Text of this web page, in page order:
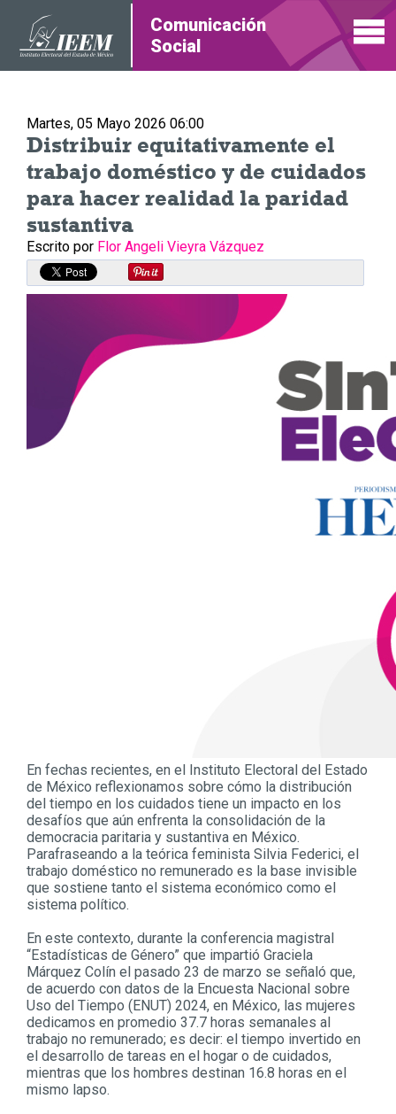
Comunicación
Social
Martes, 05 Mayo 2026 06:00
Distribuir equitativamente el
trabajo doméstico y de cuidados
para hacer realidad la paridad
sustantiva
Escrito por Flor Angeli Vieyra Vázquez
En fechas recientes, en el Instituto Electoral del Estado
de México reflexionamos sobre cómo la distribución
del tiempo en los cuidados tiene un impacto en los
desafíos que aún enfrenta la consolidación de la
democracia paritaria y sustantiva en México.
Parafraseando a la teórica feminista Silvia Federici, el
trabajo doméstico no remunerado es la base invisible
que sostiene tanto el sistema económico como el
sistema político.
En este contexto, durante la conferencia magistral
“Estadísticas de Género” que impartió Graciela
Márquez Colín el pasado 23 de marzo se señaló que,
de acuerdo con datos de la Encuesta Nacional sobre
Uso del Tiempo (ENUT) 2024, en México, las mujeres
dedicamos en promedio 37.7 horas semanales al
trabajo no remunerado; es decir: el tiempo invertido en
el desarrollo de tareas en el hogar o de cuidados,
mientras que los hombres destinan 16.8 horas en el
mismo lapso.